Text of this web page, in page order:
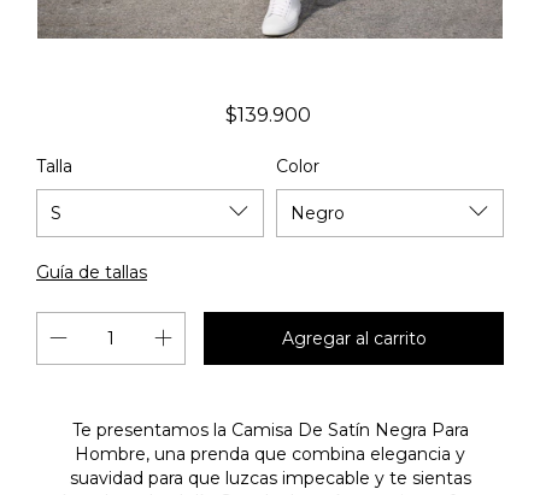
$139.900
Talla Color
Guía de tallas
Te presentamos la Camisa De Satín Negra Para
Hombre, una prenda que combina elegancia y
suavidad para que luzcas impecable y te sientas